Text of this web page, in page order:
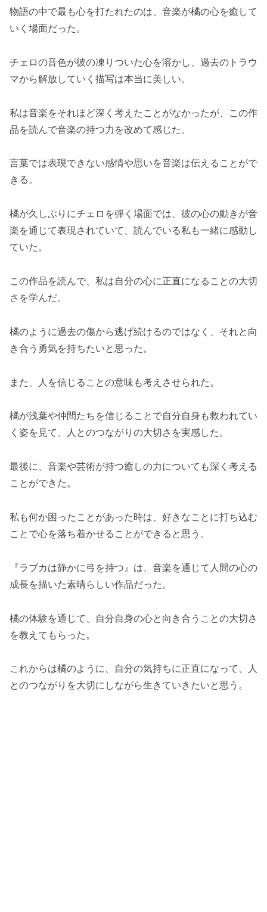
物語の中で最も心を打たれたのは、音楽が橘の心を癒して
いく場面だった。
チェロの音色が彼の凍りついた心を溶かし、過去のトラウ
マから解放していく描写は本当に美しい。
私は音楽をそれほど深く考えたことがなかったが、この作
品を読んで音楽の持つ力を改めて感じた。
言葉では表現できない感情や思いを音楽は伝えることがで
きる。
橘が久しぶりにチェロを弾く場面では、彼の心の動きが音
楽を通じて表現されていて、読んでいる私も一緒に感動し
ていた。
この作品を読んで、私は自分の心に正直になることの大切
さを学んだ。
橘のように過去の傷から逃げ続けるのではなく、それと向
き合う勇気を持ちたいと思った。
また、人を信じることの意味も考えさせられた。
橘が浅葉や仲間たちを信じることで自分自身も救われてい
く姿を見て、人とのつながりの大切さを実感した。
最後に、音楽や芸術が持つ癒しの力についても深く考える
ことができた。
私も何か困ったことがあった時は、好きなことに打ち込む
ことで心を落ち着かせることができると思う。
『ラブカは静かに弓を持つ』は、音楽を通じて人間の心の
成長を描いた素晴らしい作品だった。
橘の体験を通じて、自分自身の心と向き合うことの大切さ
を教えてもらった。
これからは橘のように、自分の気持ちに正直になって、人
とのつながりを大切にしながら生きていきたいと思う。